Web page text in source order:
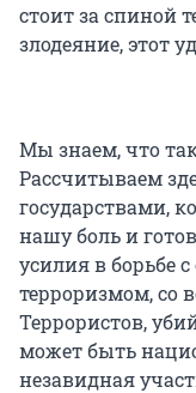
стоит за спиной
злодеяние, этот
Мы знаем, что
Рассчитываем
государствами,
нашу боль и
усилия в борьбе
терроризмом, со
Террористов,
может быть
незавидная